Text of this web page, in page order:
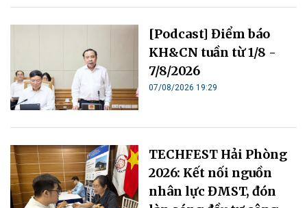
[Podcast] Điểm báo
KH&CN tuần từ 1/8 -
7/8/2026
07/08/2026 19:29
TECHFEST Hải Phòng
2026: Kết nối nguồn
nhân lực ĐMST, đón